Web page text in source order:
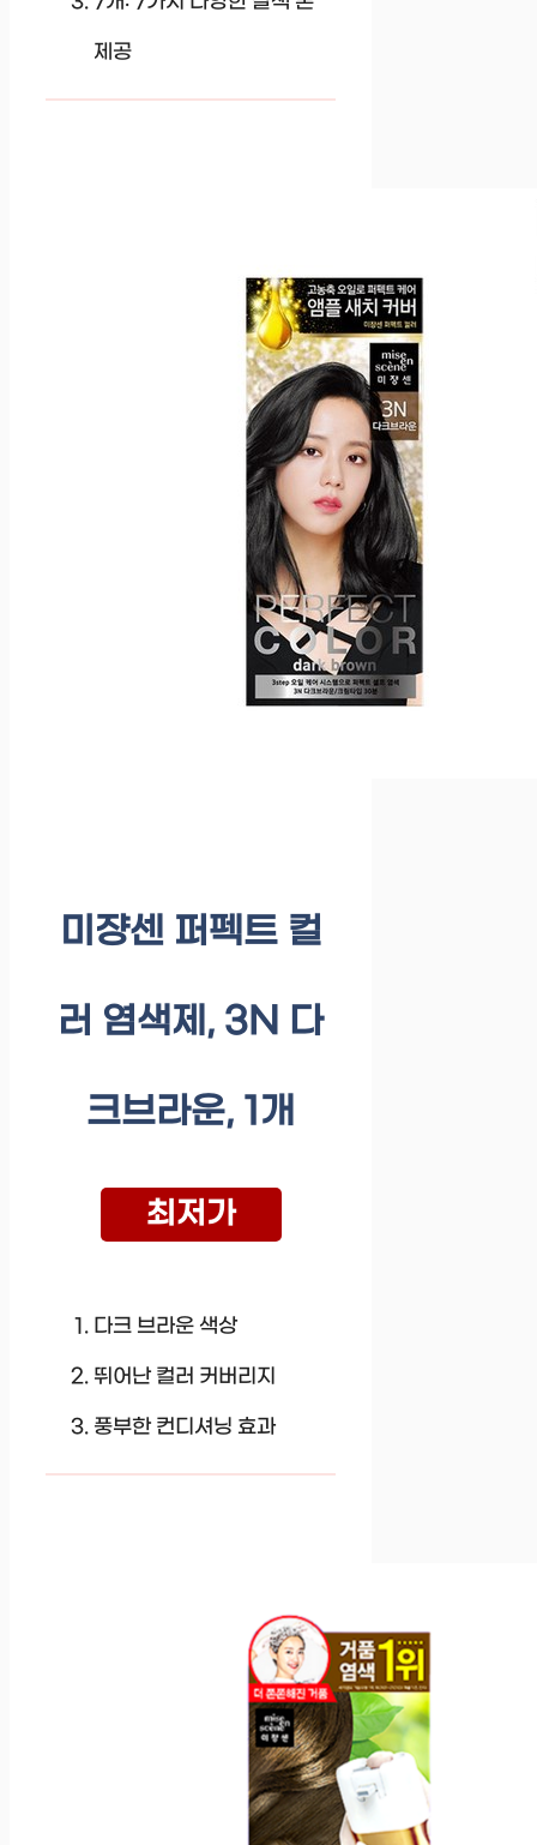
제공
미쟝센 퍼펙트 컬
러 염색제, 3N 다
크브라운, 1개
최저가
다크 브라운 색상
뛰어난 컬러 커버리지
풍부한 컨디셔닝 효과